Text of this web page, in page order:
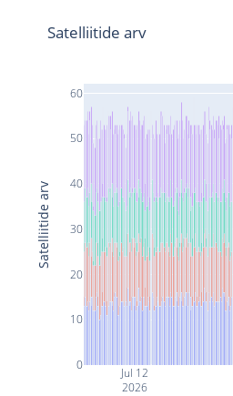
Jul 12
2026
0
10
20
30
40
50
60
Satelliitide arv
Satelliitide arv